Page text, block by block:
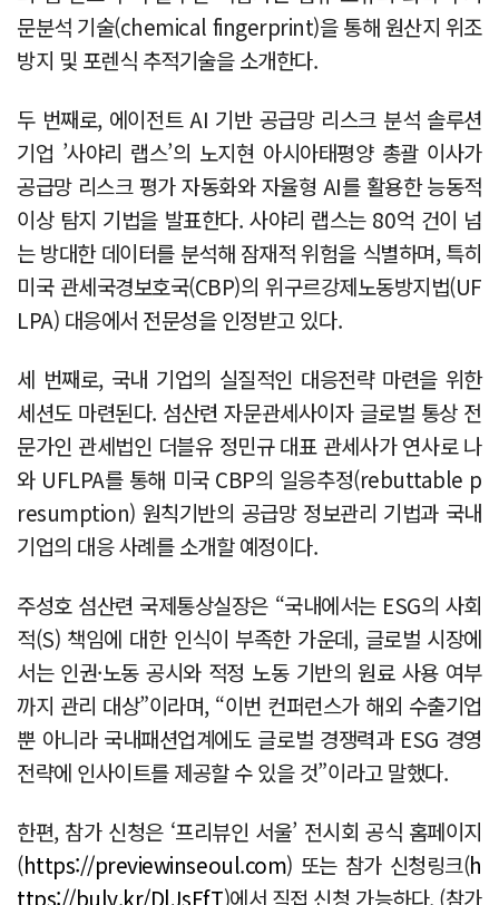
문분석 기술(chemical fingerprint)을 통해 원산지 위조
방지 및 포렌식 추적기술을 소개한다.
두 번째로, 에이전트 AI 기반 공급망 리스크 분석 솔루션
기업 ’사야리 랩스’의 노지현 아시아태평양 총괄 이사가
공급망 리스크 평가 자동화와 자율형 AI를 활용한 능동적
이상 탐지 기법을 발표한다. 사야리 랩스는 80억 건이 넘
는 방대한 데이터를 분석해 잠재적 위험을 식별하며, 특히
미국 관세국경보호국(CBP)의 위구르강제노동방지법(UF
LPA) 대응에서 전문성을 인정받고 있다.
세 번째로, 국내 기업의 실질적인 대응전략 마련을 위한
세션도 마련된다. 섬산련 자문관세사이자 글로벌 통상 전
문가인 관세법인 더블유 정민규 대표 관세사가 연사로 나
와 UFLPA를 통해 미국 CBP의 일응추정(rebuttable p
resumption) 원칙기반의 공급망 정보관리 기법과 국내
기업의 대응 사례를 소개할 예정이다.
주성호 섬산련 국제통상실장은 “국내에서는 ESG의 사회
적(S) 책임에 대한 인식이 부족한 가운데, 글로벌 시장에
서는 인권·노동 공시와 적정 노동 기반의 원료 사용 여부
까지 관리 대상”이라며, “이번 컨퍼런스가 해외 수출기업
뿐 아니라 국내패션업계에도 글로벌 경쟁력과 ESG 경영
전략에 인사이트를 제공할 수 있을 것”이라고 말했다.
한편, 참가 신청은 ‘프리뷰인 서울’ 전시회 공식 홈페이지
(https://previewinseoul.com) 또는 참가 신청링크(h
ttps://buly.kr/DlJsFfT)에서 직접 신청 가능하다. (참가